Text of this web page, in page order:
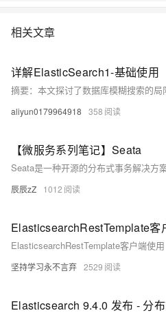
相关文章
详解ElasticSearch1-基础使用
aliyun0179964918 358
【微服务系列笔记】Seata
辰辰zZ 1012
ElasticsearchRestTemplate客
ElasticsearchRestTemplate客户端使用
坚持学习永不言弃 2529